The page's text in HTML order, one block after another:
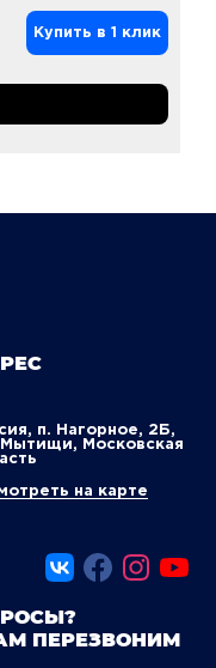
Купить в 1 клик
п. Нагорное, 2Б,
Мытищи, Московская
на карте
ПЕРЕЗВОНИМ